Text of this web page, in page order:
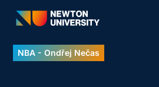
NBA - Ondřej Nečas